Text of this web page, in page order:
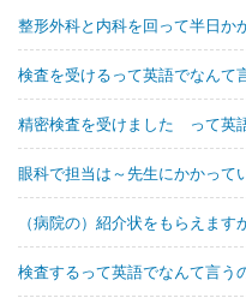
整形外科と内科を回って半日か
検査を受けるって英語でなんて
精密検査を受けました って英
眼科で担当は～先生にかかって
（病院の）紹介状をもらえま
検査するって英語でなんて言う